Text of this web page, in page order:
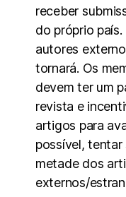
receber
do próprio
autores
tornará. Os
devem ter um
revista e
artigos para
possível, tentar
metade dos
externos/